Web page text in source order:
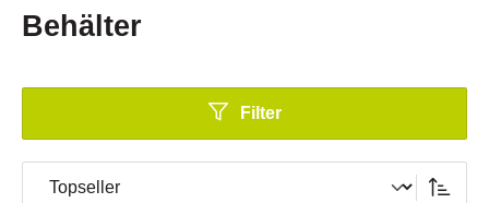
Behälter
Filter